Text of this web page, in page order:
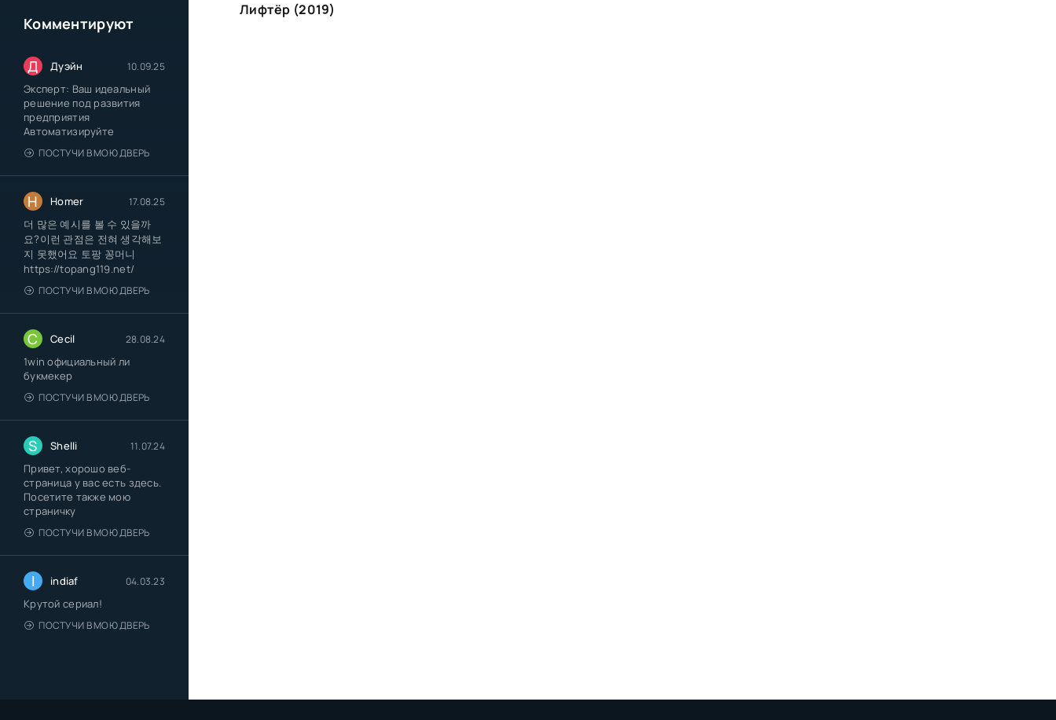
Комментируют
Д Дуэйн 10.09.25
Эксперт: Ваш идеальный
решение под развития
предприятия
Автоматизируйте
ПОСТУЧИ В МОЮ ДВЕРЬ
H Homer 17.08.25
더 많은 예시를 볼 수 있을까
요?이런 관점은 전혀 생각해보
지 못했어요 토팡 꽁머니
https://topang119.net/
ПОСТУЧИ В МОЮ ДВЕРЬ
C Cecil 28.08.24
1win официальный ли
букмекер
ПОСТУЧИ В МОЮ ДВЕРЬ
S Shelli 11.07.24
Привет, хорошо веб-
страница у вас есть здесь.
Посетите также мою
страничку
ПОСТУЧИ В МОЮ ДВЕРЬ
I indiaf 04.03.23
Крутой сериал!
ПОСТУЧИ В МОЮ ДВЕРЬ
Лифтёр (2019)